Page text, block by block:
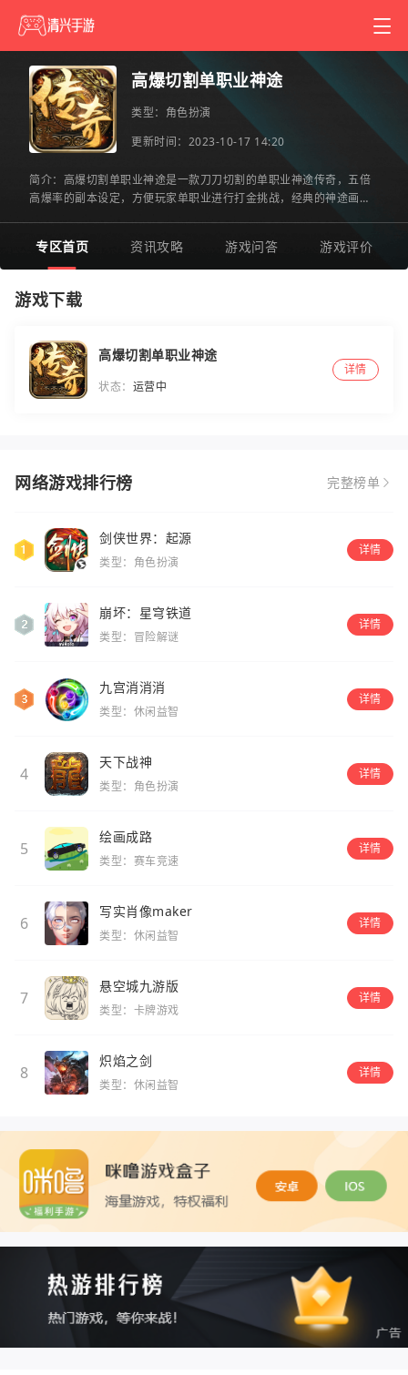
高爆切割单职业神途
类型： 角色扮演
更新时间：2023-10-17 14:20
简介：高爆切割单职业神途是一款刀刀切割的单职业神途传奇，五倍
高爆率的副本设定，方便玩家单职业进行打金挑战，经典的神途画风
专区首页 资讯攻略 游戏问答 游戏评价
游戏下载
高爆切割单职业神途
状态： 运营中
详情
网络游戏排行榜 完整榜单
剑侠世界：起源
类型：角色扮演
详情
崩坏：星穹铁道
类型：冒险解谜
详情
九宫消消消
类型：休闲益智
详情
4
天下战神
类型：角色扮演
详情
5
绘画成路
类型：赛车竞速
详情
6
写实肖像maker
类型：休闲益智
详情
7
悬空城九游版
类型：卡牌游戏
详情
8
炽焰之剑
类型：休闲益智
详情